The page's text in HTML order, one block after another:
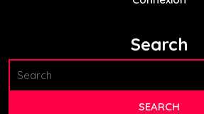
Search